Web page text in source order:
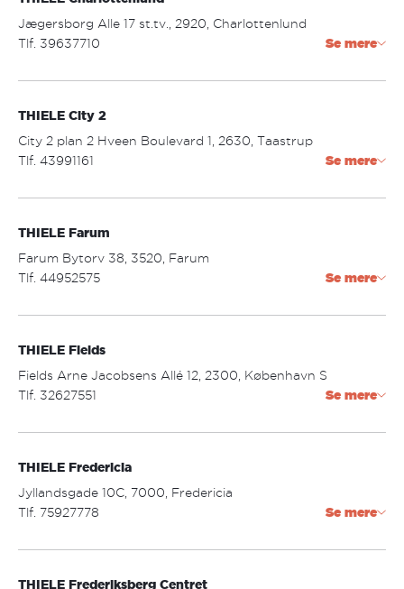
mandag - fredag: 10.00 - 19.00
lørdag: 10.00 - 16.00
Jægersborg Alle 17 st.tv., 2920, Charlottenlund
Tlf. 39637710
Åbningstider:
mandag - torsdag: 09.30 - 17.30
fredag: 09.30 - 18.00
Se mere
THIELE City 2
City 2 plan 2 Hveen Boulevard 1, 2630, Taastrup
Tlf. 43991161
Åbningstider:
mandag - fredag: 10.00 - 19.00
lørdag: 10.00 - 17.00
Se mere
THIELE Farum
Farum Bytorv 38, 3520, Farum
Tlf. 44952575
Åbningstider:
mandag - torsdag: 09.30 - 18.00
fredag: 09:30 - 19.00
søndag: LUKKET
Se mere
THIELE Fields
Fields Arne Jacobsens Allé 12, 2300, København S
Tlf. 32627551
Åbningstider:
mandag - søndag: 10.00 - 20.00
Se mere
THIELE Fredericia
Jyllandsgade 10C, 7000, Fredericia
Tlf. 75927778
Se mere
THIELE Frederiksberg Centret